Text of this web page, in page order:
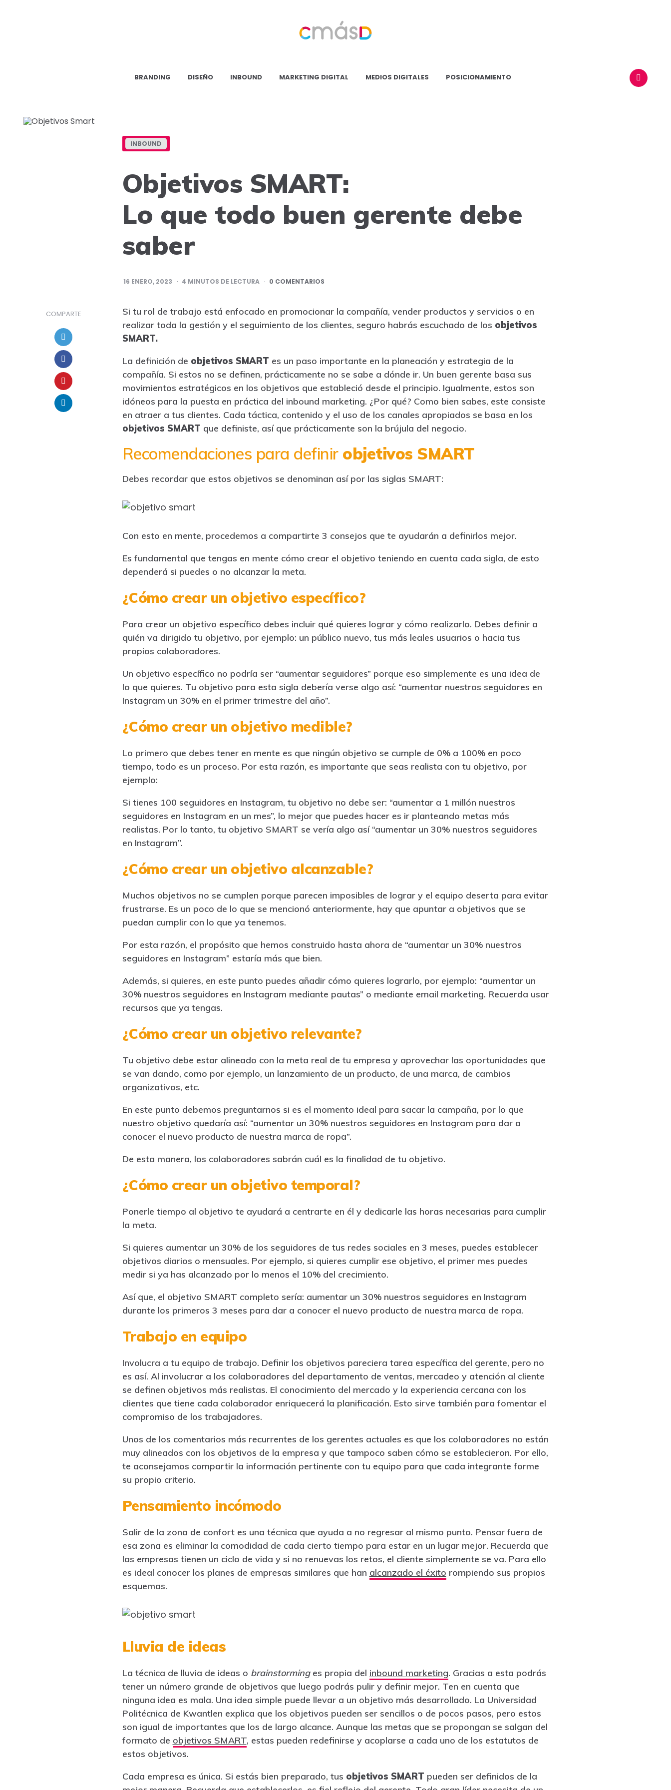
CmásD
BRANDING DISEÑO INBOUND MARKETING DIGITAL MEDIOS DIGITALES
POSICIONAMIENTO
INBOUND
Objetivos SMART:
Lo que todo buen gerente debe
saber
16 ENERO, 2023 4 MINUTOS DE LECTURA 0 COMENTARIOS
COMPARTE
Si tu rol de trabajo está enfocado en promocionar la compañía, vender productos y servicios o en
realizar toda la gestión y el seguimiento de los clientes, seguro habrás escuchado de los objetivos
SMART.
La definición de objetivos SMART es un paso importante en la planeación y estrategia de la
compañía. Si estos no se definen, prácticamente no se sabe a dónde ir. Un buen gerente basa sus
movimientos estratégicos en los objetivos que estableció desde el principio. Igualmente, estos son
idóneos para la puesta en práctica del inbound marketing. ¿Por qué? Como bien sabes, este consiste
en atraer a tus clientes. Cada táctica, contenido y el uso de los canales apropiados se basa en los
objetivos SMART que definiste, así que prácticamente son la brújula del negocio.
Recomendaciones para definir objetivos SMART
Debes recordar que estos objetivos se denominan así por las siglas SMART:
Con esto en mente, procedemos a compartirte 3 consejos que te ayudarán a definirlos mejor.
Es fundamental que tengas en mente cómo crear el objetivo teniendo en cuenta cada sigla, de esto
dependerá si puedes o no alcanzar la meta.
¿Cómo crear un objetivo específico?
Para crear un objetivo específico debes incluir qué quieres lograr y cómo realizarlo. Debes definir a
quién va dirigido tu objetivo, por ejemplo: un público nuevo, tus más leales usuarios o hacia tus
propios colaboradores.
Un objetivo específico no podría ser “aumentar seguidores” porque eso simplemente es una idea de
lo que quieres. Tu objetivo para esta sigla debería verse algo así: “aumentar nuestros seguidores en
Instagram un 30% en el primer trimestre del año”.
¿Cómo crear un objetivo medible?
Lo primero que debes tener en mente es que ningún objetivo se cumple de 0% a 100% en poco
tiempo, todo es un proceso. Por esta razón, es importante que seas realista con tu objetivo, por
ejemplo:
Si tienes 100 seguidores en Instagram, tu objetivo no debe ser: “aumentar a 1 millón nuestros
seguidores en Instagram en un mes”, lo mejor que puedes hacer es ir planteando metas más
realistas. Por lo tanto, tu objetivo SMART se vería algo así “aumentar un 30% nuestros seguidores
en Instagram”.
¿Cómo crear un objetivo alcanzable?
Muchos objetivos no se cumplen porque parecen imposibles de lograr y el equipo deserta para evitar
frustrarse. Es un poco de lo que se mencionó anteriormente, hay que apuntar a objetivos que se
puedan cumplir con lo que ya tenemos.
Por esta razón, el propósito que hemos construido hasta ahora de “aumentar un 30% nuestros
seguidores en Instagram” estaría más que bien.
Además, si quieres, en este punto puedes añadir cómo quieres lograrlo, por ejemplo: “aumentar un
30% nuestros seguidores en Instagram mediante pautas” o mediante email marketing. Recuerda usar
recursos que ya tengas.
¿Cómo crear un objetivo relevante?
Tu objetivo debe estar alineado con la meta real de tu empresa y aprovechar las oportunidades que
se van dando, como por ejemplo, un lanzamiento de un producto, de una marca, de cambios
organizativos, etc.
En este punto debemos preguntarnos si es el momento ideal para sacar la campaña, por lo que
nuestro objetivo quedaría así: “aumentar un 30% nuestros seguidores en Instagram para dar a
conocer el nuevo producto de nuestra marca de ropa”.
De esta manera, los colaboradores sabrán cuál es la finalidad de tu objetivo.
¿Cómo crear un objetivo temporal?
Ponerle tiempo al objetivo te ayudará a centrarte en él y dedicarle las horas necesarias para cumplir
la meta.
Si quieres aumentar un 30% de los seguidores de tus redes sociales en 3 meses, puedes establecer
objetivos diarios o mensuales. Por ejemplo, si quieres cumplir ese objetivo, el primer mes puedes
medir si ya has alcanzado por lo menos el 10% del crecimiento.
Así que, el objetivo SMART completo sería: aumentar un 30% nuestros seguidores en Instagram
durante los primeros 3 meses para dar a conocer el nuevo producto de nuestra marca de ropa.
Trabajo en equipo
Involucra a tu equipo de trabajo. Definir los objetivos pareciera tarea específica del gerente, pero no
es así. Al involucrar a los colaboradores del departamento de ventas, mercadeo y atención al cliente
se definen objetivos más realistas. El conocimiento del mercado y la experiencia cercana con los
clientes que tiene cada colaborador enriquecerá la planificación. Esto sirve también para fomentar el
compromiso de los trabajadores.
Unos de los comentarios más recurrentes de los gerentes actuales es que los colaboradores no están
muy alineados con los objetivos de la empresa y que tampoco saben cómo se establecieron. Por ello,
te aconsejamos compartir la información pertinente con tu equipo para que cada integrante forme
su propio criterio.
Pensamiento incómodo
Salir de la zona de confort es una técnica que ayuda a no regresar al mismo punto. Pensar fuera de
esa zona es eliminar la comodidad de cada cierto tiempo para estar en un lugar mejor. Recuerda que
las empresas tienen un ciclo de vida y si no renuevas los retos, el cliente simplemente se va. Para ello
es ideal conocer los planes de empresas similares que han alcanzado el éxito rompiendo sus propios
esquemas.
Lluvia de ideas
La técnica de lluvia de ideas o brainstorminges propia del inbound marketing. Gracias a esta podrás
tener un número grande de objetivos que luego podrás pulir y definir mejor. Ten en cuenta que
ninguna idea es mala. Una idea simple puede llevar a un objetivo más desarrollado. La Universidad
Politécnica de Kwantlen explica que los objetivos pueden ser sencillos o de pocos pasos, pero estos
son igual de importantes que los de largo alcance. Aunque las metas que se propongan se salgan del
formato de objetivos SMART, estas pueden redefinirse y acoplarse a cada uno de los estatutos de
estos objetivos.
Cada empresa es única. Si estás bien preparado, tus objetivos SMART pueden ser definidos de la